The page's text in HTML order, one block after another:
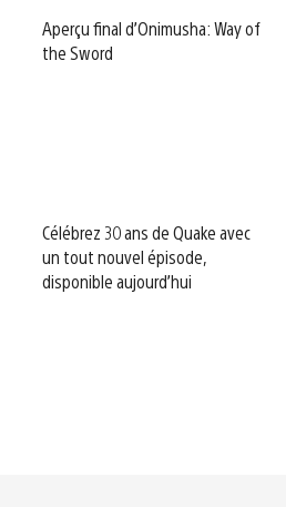
Aperçu final d’Onimusha: Way of
the Sword
Célébrez 30 ans de Quake avec
un tout nouvel épisode,
disponible aujourd’hui